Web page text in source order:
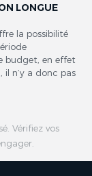
LONGUE
la possibilité
budget, en effet
il n’y a donc pas
Vérifiez vos